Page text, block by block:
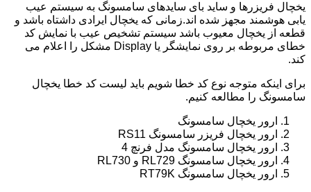
یخچال فریزرها و ساید بای سایدهای سامسونگ به سیستم عیب
یابی هوشمند مجهز شده اند.زمانی که یخچال ایرادی داشتاه باشد و
قطعه از یخچال معیوب باشد سیستم تشخیص عیب با نمایش کد
خطای مربوطه بر روی نمایشگر یا Display مشکل را اعلام می
کند.
برای اینکه متوجه نوع کد خطا شویم باید لیست کد خطا یخچال
سامسونگ را مطالعه کنیم.
ارور یخچال سامسونگ
ارور یخچال فریزر سامسونگ RS11
ارور یخچال سامسونگ مدل فرنچ 4
ارور یخچال سامسونگ RL729 و RL730
ارور یخچال سامسونگ RT79K